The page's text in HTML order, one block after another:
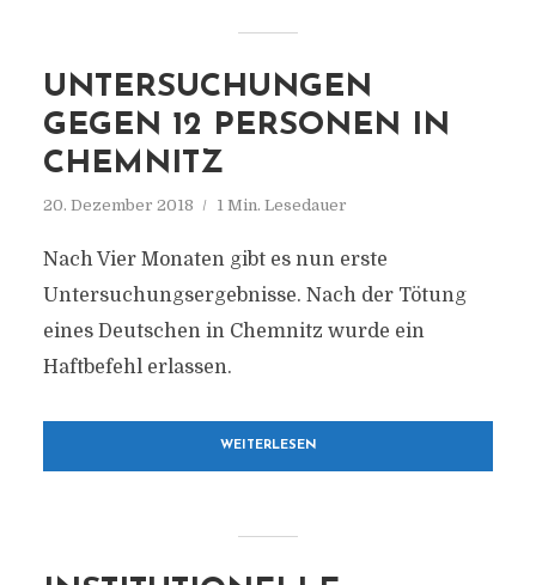
UNTERSUCHUNGEN
GEGEN 12 PERSONEN IN
CHEMNITZ
20. Dezember 2018 1 Min. Lesedauer
Nach Vier Monaten gibt es nun erste
Untersuchungsergebnisse. Nach der Tötung
eines Deutschen in Chemnitz wurde ein
Haftbefehl erlassen.
WEITERLESEN